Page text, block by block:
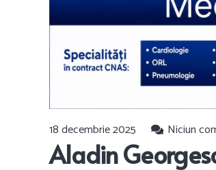
18 decembrie 2025 Niciun
Aladin